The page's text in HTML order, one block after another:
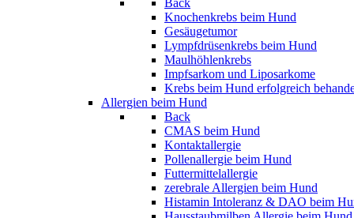
Back
Knochenkrebs beim Hund
Gesäugetumor
Lympfdrüsenkrebs beim Hund
Maulhöhlenkrebs
Impfsarkom und Liposarkome
Krebs beim Hund erfolgreich
Allergien beim Hund
Back
CMAS beim Hund
Kontaktallergie
Pollenallergie beim Hund
Futtermittelallergie
zerebrale Allergien beim Hund
Histamin Intoleranz & DAO beim